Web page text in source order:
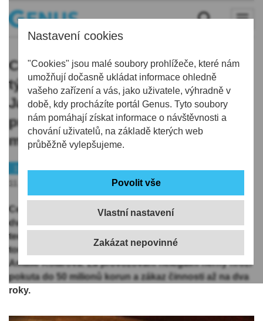
Nastavení cookies
"Cookies" jsou malé soubory prohlížeče, které nám
umožňují dočasně ukládat informace ohledně
vašeho zařízení a vás, jako uživatele, výhradně v
době, kdy procházíte portál Genus. Tyto soubory
nám pomáhají získat informace o návštěvnosti a
chování uživatelů, na základě kterých web
průběžně vylepšujeme.
Vlastní nastavení
Celníci odhalili v uplynulých dvou
týdnech při kontrolách na
Jablonecku nelegální herny,
provozovatelům hrozí pokuta až 50
milionů
Celníci při kontrolách na severu Čech v uplynulých
dvou týdnech odhalili dvě nelegální herny, 12
technických herních zařízení a finanční hotovost. ČTK
tom dnes informovala mluvčí Celního úřadu v Liberci
Amálie Kolářová. Za provozování nelegální herny hrozí
pokuta do 50 milionů korun a zákaz činnosti až na dva
roky.